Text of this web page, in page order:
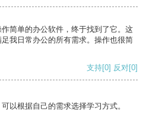
简单的办公软件，终于找到了它。这
我日常办公的所有需求。操作也很简
支持[0] 反对[0]
以根据自己的需求选择学习方式。